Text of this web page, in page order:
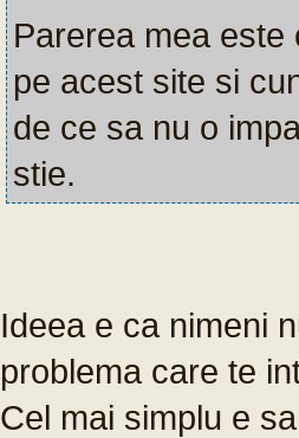
Parerea mea
pe acest site si
de ce sa nu o
stie.
Ideea e ca nimeni
problema care te
Cel mai simplu e